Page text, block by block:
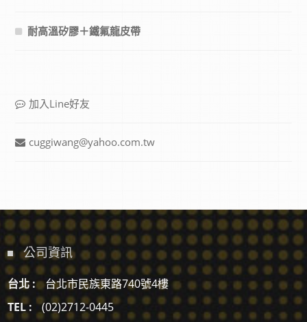
耐高溫矽膠＋鐵氟龍皮帶
加入Line好友
cuggiwang@yahoo.com.tw
公司資訊
台北 : 台北市民族東路740號4樓
TEL :
(02)2712-0445